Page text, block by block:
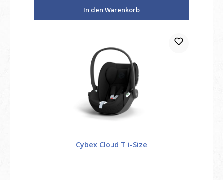
In den Warenkorb
Cybex Cloud T i-Size